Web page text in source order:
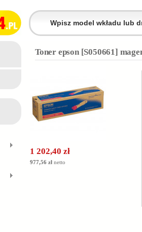
Toner epson [S050661]
1 202,40 zł
977,56 zł netto